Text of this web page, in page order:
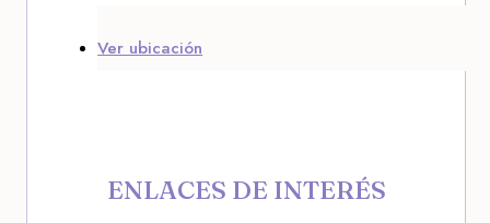
Ver ubicación
ENLACES DE INTERÉS